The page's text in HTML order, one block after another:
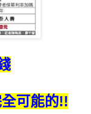
可能的!!